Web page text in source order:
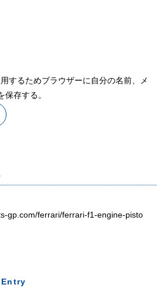
するためブラウザーに自分の名前、メ
存する。
gp.com/ferrari/ferrari-f1-engine-pisto